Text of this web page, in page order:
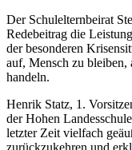
Der Schulelternbeirat
Redebeitrag die
der besonderen
auf, Mensch zu bleiben,
handeln.
Henrik Statz, 1.
der Hohen
letzter Zeit vielfach
zurückzukehren und